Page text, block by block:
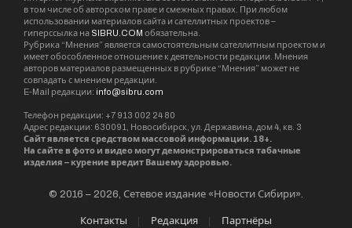
в том числе об авторском праве и смежных правах. При любом
использовании материалов сайта и сателлитных проектов –
гиперссылка на SIBRU.COM обязательна.
Рубрика “Мнения” является самостоятельным сателлитным проектом и
имеет обособленное отношение к деятельности редакции. Мнения
авторов материалов размещенных в рубрике “Мнения” может не
совпадать с мнением редакции.
E-Mail редакции: info@sibru.com
Телефон редакции: +7 913 002 24 80
Адрес редакции: 630091, Новосибирск, ул. Державина, дом 4, кв. 3
Сайт является средством массовой информации. 18+.
На сайте в фото и видео могут демонстрироваться табачные
изделия – курение вредит Вашему здоровью.
© 2016 – 2026, Сетевое издание «Новости Сибири».
Контакты Редакция Партнёры